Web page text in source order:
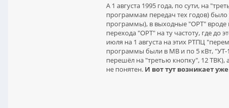
А 1 августа 1995 года, по сути, на
программам передач тех годов) было
программы), в выходные "ОРТ" вроде
перехода "ОРТ" на ту частоту, где до
июля на 1 августа на этих РТПЦ
программы были в МВ и по 5 кВт, "УТ-
перешёл на "третью кнопку", 12 ТВК),
не понятен. И вот тут возникает